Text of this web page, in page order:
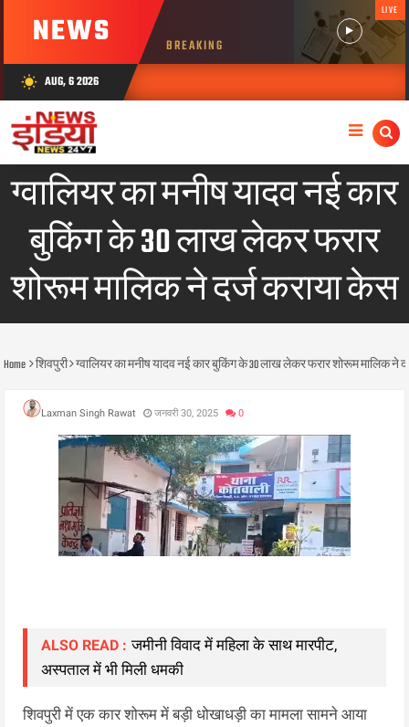
NEWS BREAKING
LIVE
wb_sunny AUG, 6 2026
ग्वालियर का मनीष यादव नई कार
बुकिंग के 30 लाख लेकर फरार
शोरूम मालिक ने दर्ज कराया केस
Home शिवपुरी ग्वालियर का मनीष यादव नई कार बुकिंग के 30 लाख लेकर फरार शोरूम मालिक ने
Laxman Singh Rawat जनवरी 30, 2025 0
ALSO READ : जमीनी विवाद में महिला के साथ मारपीट,
अस्पताल में भी मिली धमकी
शिवपुरी में एक कार शोरूम में बड़ी धोखाधड़ी का मामला सामने आया